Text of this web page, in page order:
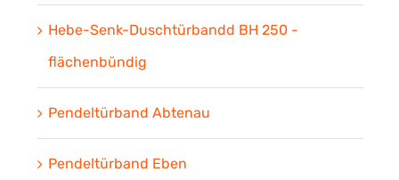
Hebe-Senk-Duschtürbandd BH 250 -
flächenbündig
Pendeltürband Abtenau
Pendeltürband Eben